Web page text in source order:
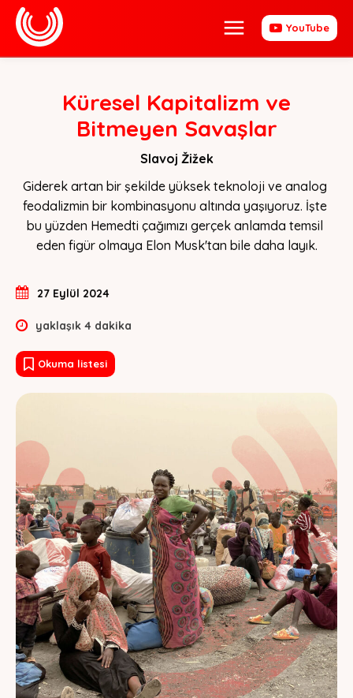
YouTube
Küresel Kapitalizm ve
Bitmeyen Savaşlar
Slavoj Žižek
Giderek artan bir şekilde yüksek teknoloji ve analog
feodalizmin bir kombinasyonu altında yaşıyoruz. İşte
bu yüzden Hemedti çağımızı gerçek anlamda temsil
eden figür olmaya Elon Musk'tan bile daha layık.
27 Eylül 2024
yaklaşık 4 dakika
Okuma listesi